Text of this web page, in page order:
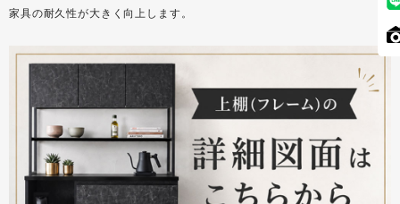
家具の耐久性が大きく向上します。